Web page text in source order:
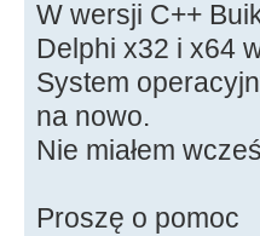
W wersji C++
Delphi x32 i x64
System
na nowo.
Nie miałem
Proszę o pomoc